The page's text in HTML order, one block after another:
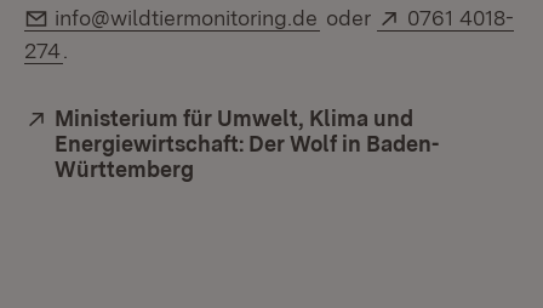
E-Mail:
info@wildtiermonitoring.de oder Extern:
0761 4018-
274
Extern:
Ministerium für Umwelt, Klima und
Energiewirtschaft: Der Wolf in Baden-
Württemberg